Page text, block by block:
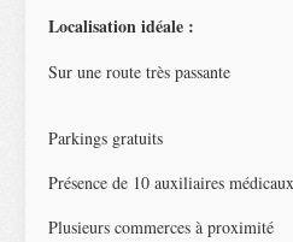
Localisation idéale :
Sur une route très passante
Parkings gratuits
Présence de 10 auxiliaires
Plusieurs commerces à proximité